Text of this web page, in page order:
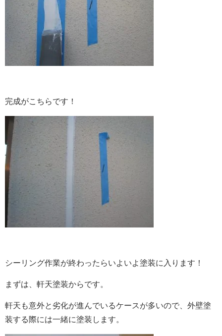
完成がこちらです！
シーリング作業が終わったらいよいよ塗装に入ります！
まずは、軒天塗装からです。
軒天も意外と劣化が進んでいるケースが多いので、外壁塗
装する際には一緒に塗装します。